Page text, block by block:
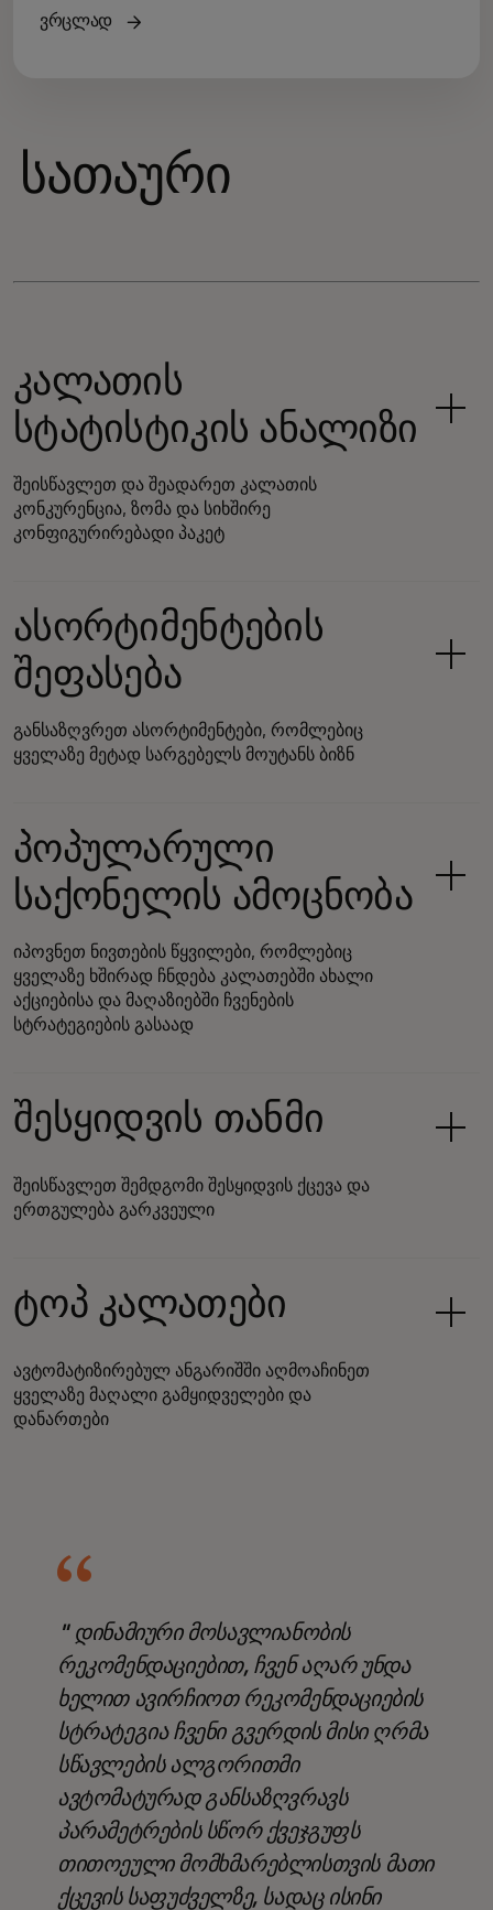
ვრცლად
სათაური
კალათის
სტატისტიკის ანალიზი
შეისწავლეთ და შეადარეთ კალათის
კონკურენცია, ზომა და სიხშირე
კონფიგურირებადი პაკეტ
ასორტიმენტების
შეფასება
განსაზღვრეთ ასორტიმენტები, რომლებიც
ყველაზე მეტად სარგებელს მოუტანს ბიზნ
პოპულარული
საქონელის ამოცნობა
იპოვნეთ ნივთების წყვილები, რომლებიც
ყველაზე ხშირად ჩნდება კალათებში ახალი
აქციებისა და მაღაზიებში ჩვენების
სტრატეგიების გასაად
შესყიდვის თანმი
შეისწავლეთ შემდგომი შესყიდვის ქცევა და
ერთგულება გარკვეული
ტოპ კალათები
ავტომატიზირებულ ანგარიშში აღმოაჩინეთ
ყველაზე მაღალი გამყიდველები და
დანართები
" დინამიური მოსავლიანობის
რეკომენდაციებით, ჩვენ აღარ უნდა
ხელით ავირჩიოთ რეკომენდაციების
სტრატეგია ჩვენი გვერდის მისი ღრმა
სწავლების ალგორითმი
ავტომატურად განსაზღვრავს
პარამეტრების სწორ ქვეჯგუფს
თითოეული მომხმარებლისთვის მათი
ქცევის საფუძველზე, სადაც ისინი